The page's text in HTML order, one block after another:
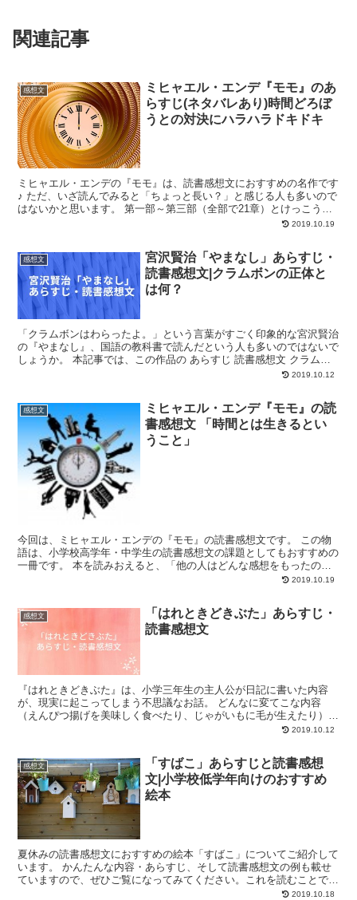
関連記事
感想文
ミヒャエル・エンデ『モモ』のあ
らすじ(ネタバレあり)時間どろぼ
うとの対決にハラハラドキドキ
ミヒャエル・エンデの『モモ』は、読書感想文におすすめの名作です
♪ ただ、いざ読んでみると「ちょっと長い？」と感じる人も多いので
はないかと思います。 第一部～第三部（全部で21章）とけっこうな
ボリュームで内容ももりだくさん！面白そうだけど、全... 2019.10.19
感想文
宮沢賢治「やまなし」あらすじ・
読書感想文|クラムボンの正体と
は何？
「クラムボンはわらったよ。」という言葉がすごく印象的な宮沢賢治
の『やまなし』、国語の教科書で読んだという人も多いのではないで
しょうか。 本記事では、この作品の あらすじ 読書感想文 クラムボ
2019.10.12
感想文
ミヒャエル・エンデ『モモ』の読
書感想文 「時間とは生きるとい
うこと」
今回は、ミヒャエル・エンデの『モモ』の読書感想文です。 この物
語は、小学校高学年・中学生の読書感想文の課題としてもおすすめの
一冊です。 本を読みおえると、「他の人はどんな感想をもったのだ
ろう？」と気になることがありますよね。とくに、”時間の...2019.10.19
感想文
「はれときどきぶた」あらすじ・
読書感想文
『はれときどきぶた』は、小学三年生の主人公が日記に書いた内容
が、現実に起こってしまう不思議なお話。 どんなに変てこな内容
（えんぴつ揚げを美味しく食べたり、じゃがいもに毛が生えたり）で
も日記に書きさえすれば、現実になってしまう！読みやすくて続...
2019.10.12
感想文
「すばこ」あらすじと読書感想
文|小学校低学年向けのおすすめ
絵本
夏休みの読書感想文におすすめの絵本「すばこ」についてご紹介して
います。 かんたんな内容・あらすじ、そして読書感想文の例も載せ
ていますので、ぜひご覧になってみてください。これを読むことで、
さらさらと感想文が進むはず☆ 親子で一緒に素敵な感想文...2019.10.18